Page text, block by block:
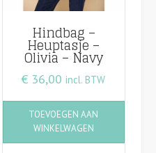
Hindbag –
Heuptasje –
Olivia – Navy
€ 36,00 incl. BTW
TOEVOEGEN AAN
WINKELWAGEN